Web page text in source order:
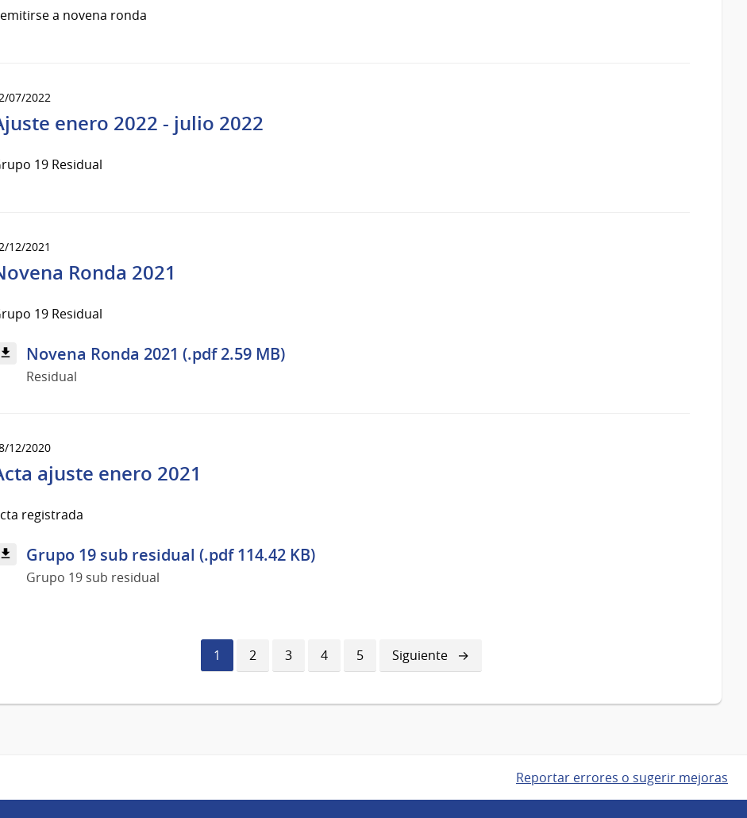
a novena ronda
07/2022
enero 2022 - julio 2022
19 Residual
12/2021
Ronda 2021
19 Residual
Novena Ronda 2021 (.pdf 2.59 MB)
Residual
12/2020
ajuste enero 2021
registrada
Grupo 19 sub residual (.pdf 114.42 KB)
Grupo 19 sub residual
Página
actual
1 Página
2 Página
3 Página
4 Página
5
Siguiente
página
Siguiente
Reportar errores o sugerir mejoras